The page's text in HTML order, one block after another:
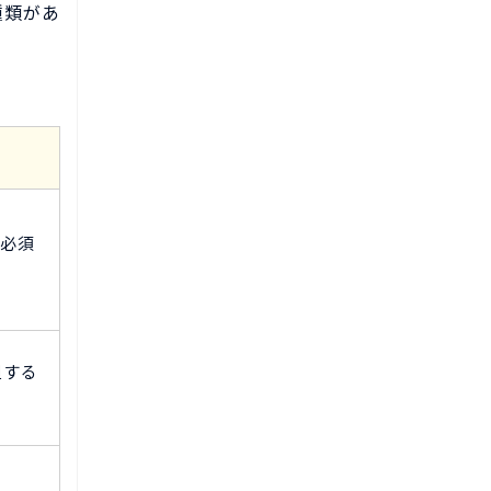
があ
須
る